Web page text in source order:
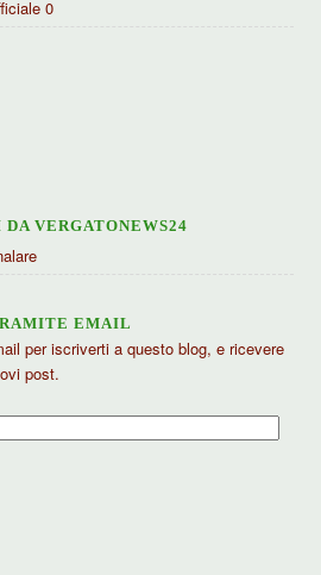
0
VERGATONEWS24
EMAIL
per iscriverti a questo blog, e ricevere
post.